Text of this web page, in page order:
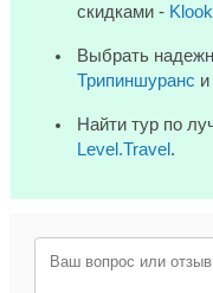
скидками - Klook
Выбрать
Трипиншуранс и
Найти тур по
Level.Travel .